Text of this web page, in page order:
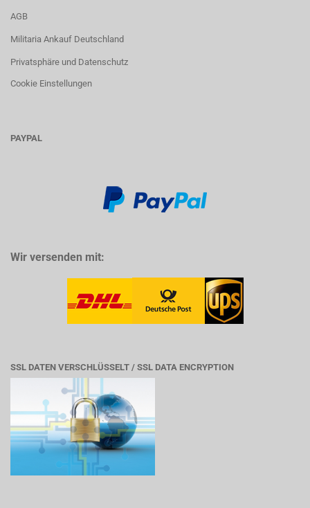
AGB
Militaria Ankauf Deutschland
Privatsphäre und Datenschutz
Cookie Einstellungen
PAYPAL
Wir versenden mit:
SSL DATEN VERSCHLÜSSELT / SSL DATA ENCRYPTION